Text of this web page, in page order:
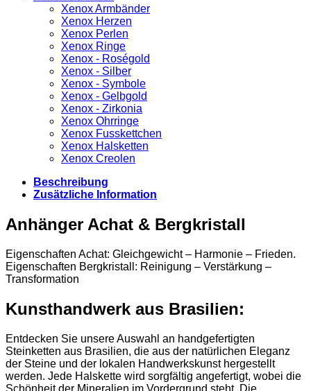
Xenox Armbänder
Xenox Herzen
Xenox Perlen
Xenox Ringe
Xenox - Roségold
Xenox - Silber
Xenox - Symbole
Xenox - Gelbgold
Xenox - Zirkonia
Xenox Ohrringe
Xenox Fusskettchen
Xenox Halsketten
Xenox Creolen
Beschreibung
Zusätzliche Information
Anhänger Achat & Bergkristall
Eigenschaften Achat: Gleichgewicht – Harmonie – Frieden.
Eigenschaften Bergkristall: Reinigung – Verstärkung –
Transformation
Kunsthandwerk aus Brasilien:
Entdecken Sie unsere Auswahl an handgefertigten
Steinketten aus Brasilien, die aus der natürlichen Eleganz
der Steine und der lokalen Handwerkskunst hergestellt
werden. Jede Halskette wird sorgfältig angefertigt, wobei die
Schönheit der Mineralien im Vordergrund steht. Die